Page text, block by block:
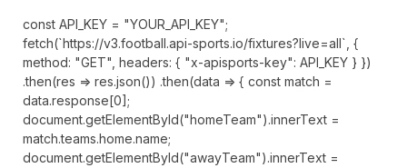
const API_KEY = "YOUR_API_KEY";
fetch(`https://v3.football.api-sports.io/fixtures?live=all`, {
method: "GET", headers: { "x-apisports-key": API_KEY } })
.then(res => res.json()) .then(data => { const match =
data.response[0];
document.getElementById("homeTeam").innerText =
match.teams.home.name;
document.getElementById("awayTeam").innerText =